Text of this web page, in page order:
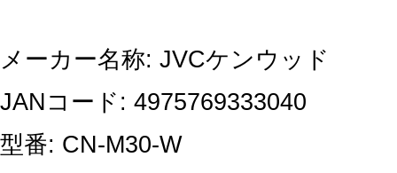
メーカー名称: JVCケンウッド
JANコード: 4975769333040
型番: CN-M30-W